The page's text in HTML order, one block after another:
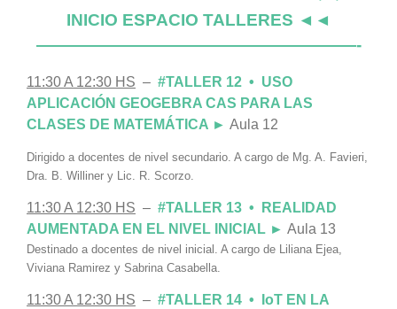
INICIO ESPACIO TALLERES ◄◄
———————————————————-
11:30 A 12:30 HS – #TALLER 12 • USO
APLICACIÓN GEOGEBRA CAS PARA LAS
CLASES DE MATEMÁTICA ► Aula 12
Dirigido a docentes de nivel secundario. A cargo de Mg. A. Favieri,
Dra. B. Williner y Lic. R. Scorzo.
11:30 A 12:30 HS – #TALLER 13 • REALIDAD
AUMENTADA EN EL NIVEL INICIAL ► Aula 13
Destinado a docentes de nivel inicial. A cargo de Liliana Ejea,
Viviana Ramirez y Sabrina Casabella.
11:30 A 12:30 HS – #TALLER 14 • IoT EN LA